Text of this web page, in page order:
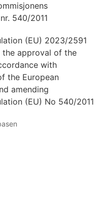
540/2011
(EU) 2023/2591
the approval of the
with
the European
amending
(EU) No 540/2011